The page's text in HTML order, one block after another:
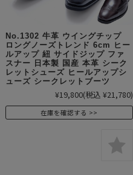
No.1302 牛革 ウイングチップ
ロングノーズトレンド 6cm ヒー
ルアップ 紐 サイドジップ ファ
スナー 日本製 国産 本革 シーク
レットシューズ ヒールアップシ
ューズ シークレットブーツ
¥19,800(税込 ¥21,780)
在庫を確認する